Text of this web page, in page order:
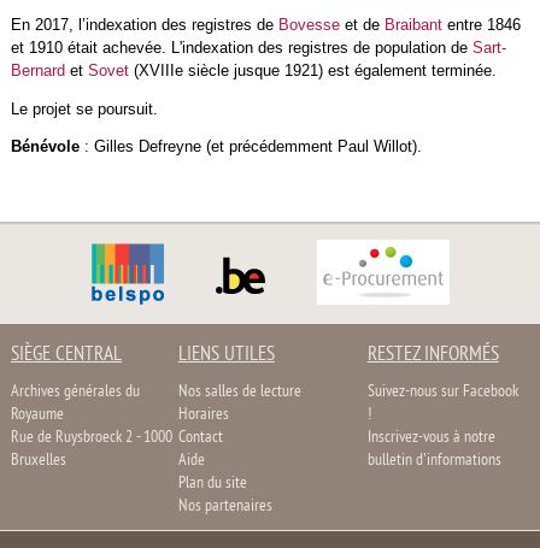
En 2017, l’indexation des registres de Bovesseet de Braibantentre 1846
et 1910 était achevée. L'indexation des registres de population de Sart-
Bernard et Sovet(XVIIIe siècle jusque 1921) est également terminée.
Le projet se poursuit.
Bénévole: Gilles Defreyne (et précédemment Paul Willot).
SIÈGE CENTRAL
Archives générales du
Royaume
Rue de Ruysbroeck 2 - 1000
Bruxelles
LIENS UTILES
Nos salles de lecture
Horaires
Contact
Aide
Plan du site
Nos partenaires
RESTEZ INFORMÉS
Suivez-nous sur Facebook
!
Inscrivez-vous à notre
bulletin d'informations